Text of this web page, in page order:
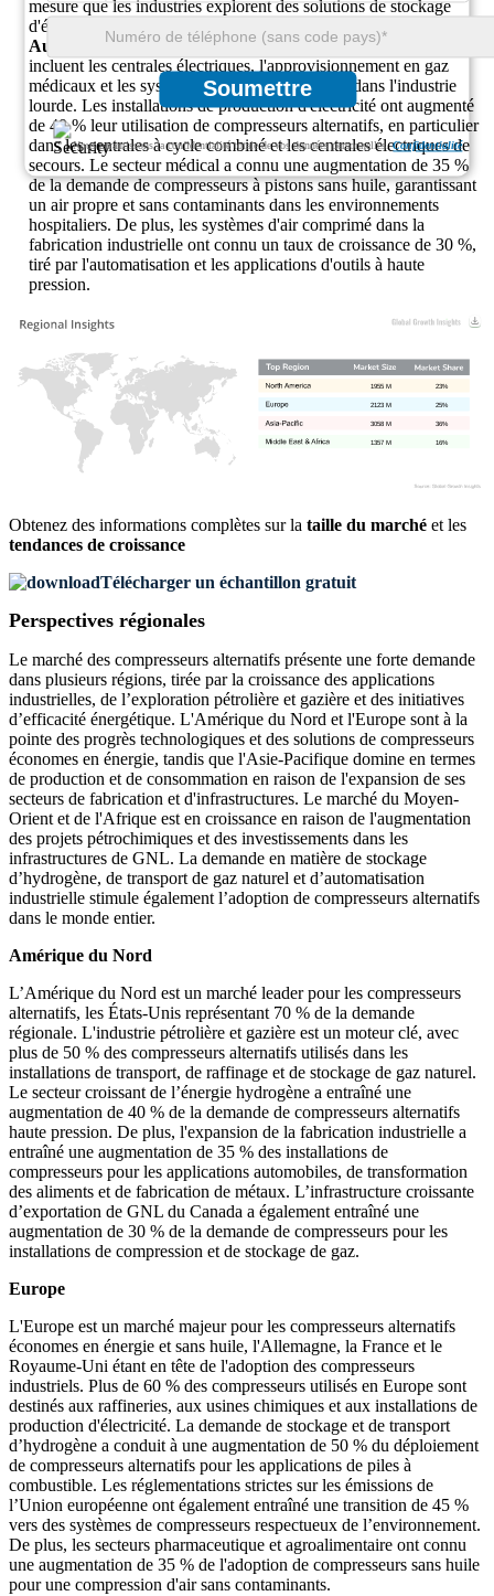
Soumettre
Nous garantissons la confidentialité totale de vos données personnelles.Confidentialité
mesure que les industries explorent des solutions de stockage
d'énergie renouvelable.
Autres:
D'autres applications pour les compresseurs alternatifs
incluent les centrales électriques, l'approvisionnement en gaz
médicaux et les systèmes de compression d'air dans l'industrie
lourde. Les installations de production d'électricité ont augmenté
de 40 % leur utilisation de compresseurs alternatifs, en particulier
dans les centrales à cycle combiné et les centrales électriques de
secours. Le secteur médical a connu une augmentation de 35 %
de la demande de compresseurs à pistons sans huile, garantissant
un air propre et sans contaminants dans les environnements
hospitaliers. De plus, les systèmes d'air comprimé dans la
fabrication industrielle ont connu un taux de croissance de 30 %,
tiré par l'automatisation et les applications d'outils à haute
pression.
16%
1357 M
36%
3058 M
25%
2123 M
23%
1955 M
Obtenez des informations complètes sur la taille du marché et les
tendances de croissance
Télécharger un échantillon gratuit
Perspectives régionales
Le marché des compresseurs alternatifs présente une forte demande
dans plusieurs régions, tirée par la croissance des applications
industrielles, de l’exploration pétrolière et gazière et des initiatives
d’efficacité énergétique. L'Amérique du Nord et l'Europe sont à la
pointe des progrès technologiques et des solutions de compresseurs
économes en énergie, tandis que l'Asie-Pacifique domine en termes
de production et de consommation en raison de l'expansion de ses
secteurs de fabrication et d'infrastructures. Le marché du Moyen-
Orient et de l'Afrique est en croissance en raison de l'augmentation
des projets pétrochimiques et des investissements dans les
infrastructures de GNL. La demande en matière de stockage
d’hydrogène, de transport de gaz naturel et d’automatisation
industrielle stimule également l’adoption de compresseurs alternatifs
dans le monde entier.
Amérique du Nord
L’Amérique du Nord est un marché leader pour les compresseurs
alternatifs, les États-Unis représentant 70 % de la demande
régionale. L'industrie pétrolière et gazière est un moteur clé, avec
plus de 50 % des compresseurs alternatifs utilisés dans les
installations de transport, de raffinage et de stockage de gaz naturel.
Le secteur croissant de l’énergie hydrogène a entraîné une
augmentation de 40 % de la demande de compresseurs alternatifs
haute pression. De plus, l'expansion de la fabrication industrielle a
entraîné une augmentation de 35 % des installations de
compresseurs pour les applications automobiles, de transformation
des aliments et de fabrication de métaux. L’infrastructure croissante
d’exportation de GNL du Canada a également entraîné une
augmentation de 30 % de la demande de compresseurs pour les
installations de compression et de stockage de gaz.
Europe
L'Europe est un marché majeur pour les compresseurs alternatifs
économes en énergie et sans huile, l'Allemagne, la France et le
Royaume-Uni étant en tête de l'adoption des compresseurs
industriels. Plus de 60 % des compresseurs utilisés en Europe sont
destinés aux raffineries, aux usines chimiques et aux installations de
production d'électricité. La demande de stockage et de transport
d’hydrogène a conduit à une augmentation de 50 % du déploiement
de compresseurs alternatifs pour les applications de piles à
combustible. Les réglementations strictes sur les émissions de
l’Union européenne ont également entraîné une transition de 45 %
vers des systèmes de compresseurs respectueux de l’environnement.
De plus, les secteurs pharmaceutique et agroalimentaire ont connu
une augmentation de 35 % de l'adoption de compresseurs sans huile
pour une compression d'air sans contaminants.